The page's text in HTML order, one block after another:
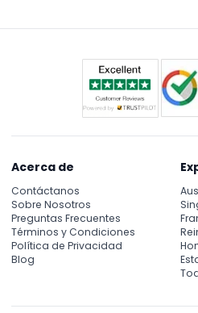
Acerca de
Contáctanos
Sobre Nosotros
Preguntas Frecuentes
Términos y Condiciones
Política de Privacidad
Blog